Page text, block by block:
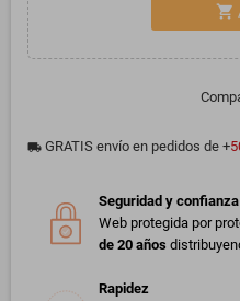
shopping_cart
local_shipping GRATIS envío en pedidos de +
Seguridad y confianza
Web protegida por
de 20 años
Rapidez